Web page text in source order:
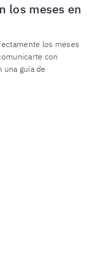
los meses en
los meses
con
una guía de